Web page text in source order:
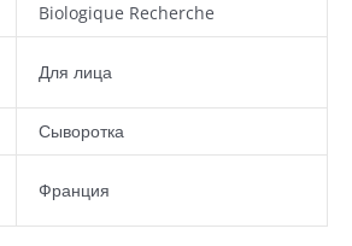
Biologique Recherche
Для лица
Сыворотка
Франция